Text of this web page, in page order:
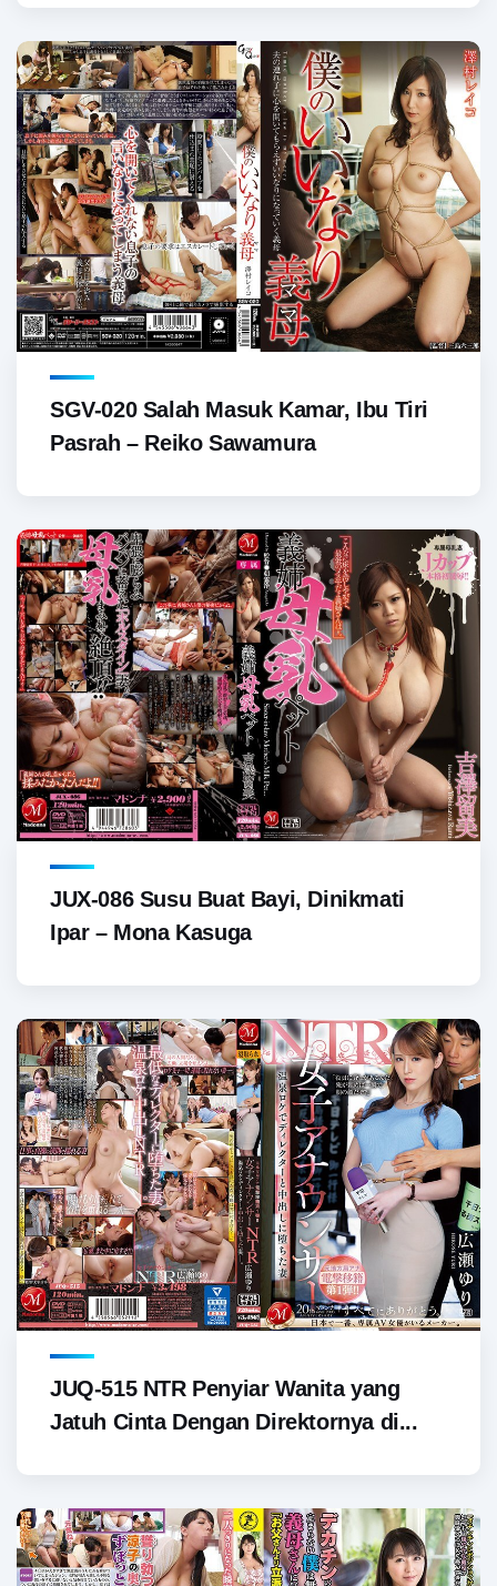
SGV-020 Salah Masuk Kamar, Ibu Tiri
Pasrah – Reiko Sawamura
JUX-086 Susu Buat Bayi, Dinikmati
Ipar – Mona Kasuga
JUQ-515 NTR Penyiar Wanita yang
Jatuh Cinta Dengan Direktornya di...